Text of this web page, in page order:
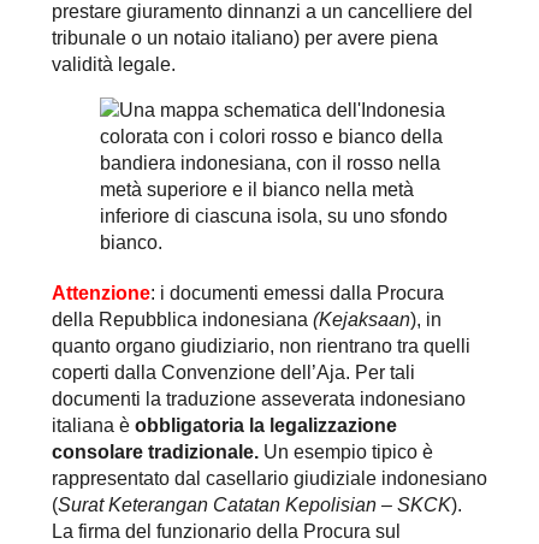
prestare giuramento dinnanzi a un cancelliere del
tribunale o un notaio italiano) per avere piena
validità legale.
Attenzione: i documenti emessi dalla Procura
della Repubblica indonesiana (Kejaksaan), in
quanto organo giudiziario, non rientrano tra quelli
coperti dalla Convenzione dell’Aja. Per tali
documenti la traduzione asseverata indonesiano
italiana è obbligatoria la legalizzazione
consolare tradizionale. Un esempio tipico è
rappresentato dal casellario giudiziale indonesiano
(Surat Keterangan Catatan Kepolisian – SKCK).
La firma del funzionario della Procura sul